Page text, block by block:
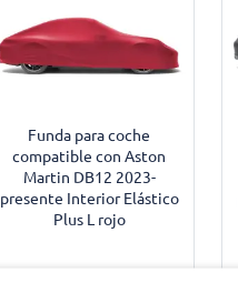
Funda para coche
compatible con Aston
Martin DB12 2023-
presente Interior Elástico
Plus L rojo